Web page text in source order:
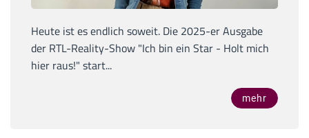
Heute ist es endlich soweit. Die 2025-er Ausgabe
der RTL-Reality-Show "Ich bin ein Star - Holt mich
hier raus!" start...
mehr